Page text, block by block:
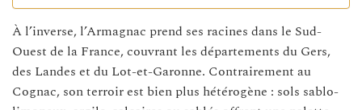
À l’inverse, l’Armagnac prend ses racines dans le Sud-
Ouest de la France, couvrant les départements du Gers,
des Landes et du Lot-et-Garonne. Contrairement au
Cognac, son terroir est bien plus hétérogène : sols sablo-